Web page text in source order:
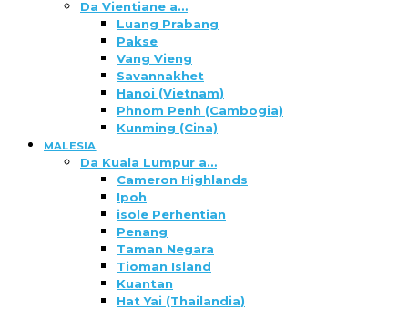
Da Vientiane a…
Luang Prabang
Pakse
Vang Vieng
Savannakhet
Hanoi (Vietnam)
Phnom Penh (Cambogia)
Kunming (Cina)
MALESIA
Da Kuala Lumpur a…
Cameron Highlands
Ipoh
isole Perhentian
Penang
Taman Negara
Tioman Island
Kuantan
Hat Yai (Thailandia)